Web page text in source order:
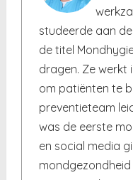
studeerde aan de
de titel
dragen. Ze werkt
om patiënten te
preventieteam
was de eerste
en social media